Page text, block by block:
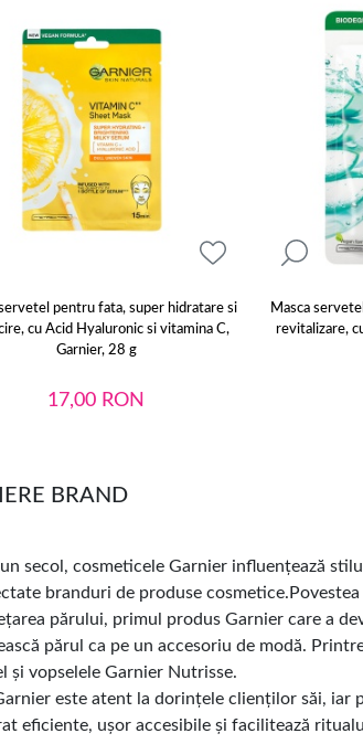
pentru fata, super hidratare si
cu Acid Hyaluronic si vitamina C,
Garnier, 28 g
17,00 RON
Masca
revitalizare,
BRAND
un secol, cosmeticele Garnier influențează
branduri de produse
părului, primul produs Garnier care a
părul ca pe un accesoriu de modă.
și vopselele Garnier Nutrisse.
este atent la dorințele clienților săi, iar
eficiente, ușor accesibile și facilitează